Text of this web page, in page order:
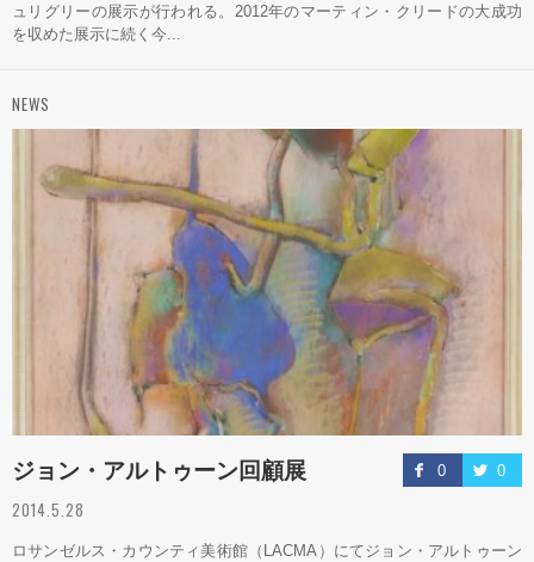
ュリグリーの展示が行われる。2012年のマーティン・クリードの大成功
を収めた展示に続く今...
NEWS
0 0
ジョン・アルトゥーン回顧展
2014.5.28
ロサンゼルス・カウンティ美術館（LACMA）にてジョン・アルトゥーン